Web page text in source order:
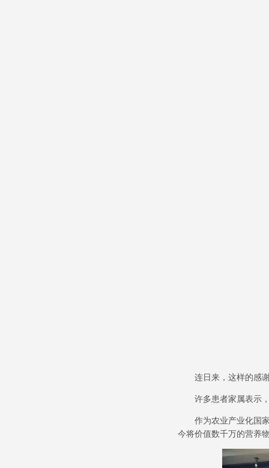
连日来，这样的感
许多患者家属表示
作为农业产业化国
今将价值数千万的营养